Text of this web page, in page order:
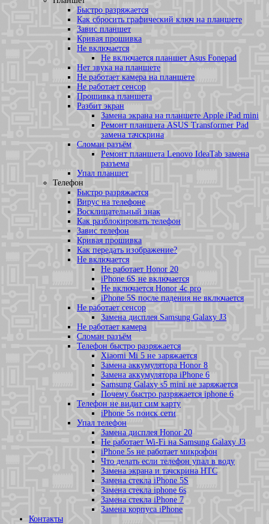
Быстро разряжается
Как сбросить графический ключ на планшете
Завис планшет
Кривая прошивка
Не включается
Не включается планшет Asus Fonepad
Нет звука на планшете
Не работает камера на планшете
Не работает сенсор
Прошивка планшета
Разбит экран
Замена экрана на планшете Apple iPad mini
Ремонт планшета ASUS Transformer Pad
замена тачскрина
Сломан разъём
Ремонт планшета Lenovo IdeaTab замена
разъема
Упал планшет
Телефон
Быстро разряжается
Вирус на телефоне
Восклицательный знак
Как разблокировать телефон
Завис телефон
Кривая прошивка
Как передать изображение?
Не включается
Не работает Honor 20
iPhone 6S не включается
Не включается Honor 4c pro
iPhone 5S после падения не включается
Не работает сенсор
Замена дисплея Samsung Galaxy J3
Не работает камера
Сломан разъём
Телефон быстро разряжается
Xiaomi Mi 5 не заряжается
Замена аккумулятора Honor 8
Замена аккумулятора iPhone 6
Samsung Galaxy s5 mini не заряжается
Почему быстро разряжается iphone 6
Телефон не видит сим карту
iPhone 5s поиск сети
Упал телефон
Замена дисплея Honor 20
Не работает Wi-Fi на Samsung Galaxy J3
iPhone 5s не работает микрофон
Что делать если телефон упал в воду
Замена экрана и тачскрина HTC
Замена стекла iPhone 5S
Замена стекла iphone 6s
Замена стекла iPhone 7
Замена корпуса iPhone
Контакты